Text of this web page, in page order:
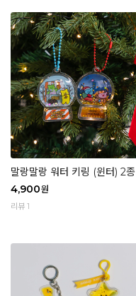
말랑말랑 워터 키링 (윈터) 2종
4,900원
리뷰 1